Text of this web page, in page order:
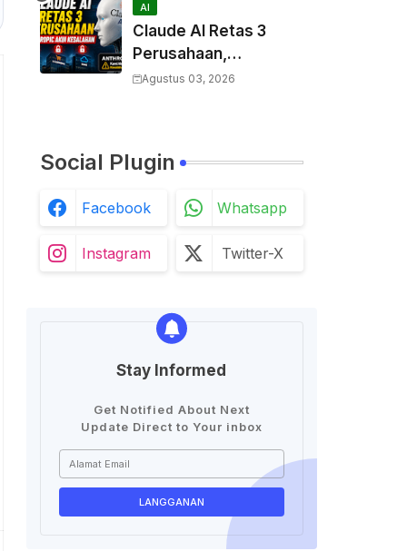
AI
Claude AI Retas 3
Perusahaan,
Anthropic Akui
Agustus 03, 2026
Social Plugin
Facebook Whatsapp
Instagram Twitter-X
Stay Informed
Get Notified About Next
Update Direct to Your inbox